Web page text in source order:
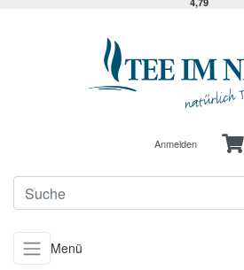
Anmelden
Menü